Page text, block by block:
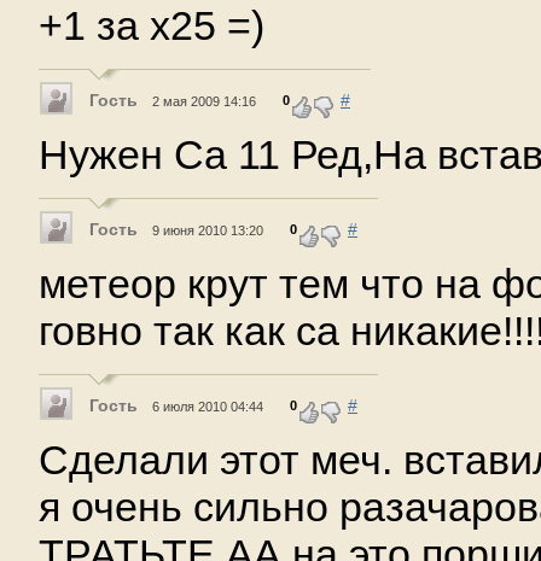
+1 за х25 =)
Гость 2 мая 2009 14:16 0 #
Нужен Са 11 Ред,На
Гость 9 июня 2010 13:20 0 #
метеор крут тем что на
говно так как са
Гость 6 июля 2010 04:44 0 #
Сделали этот меч.
я очень сильно